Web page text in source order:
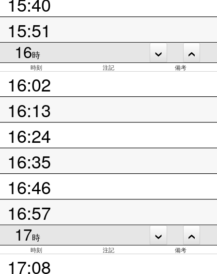
15:51
16時
時刻 注記 備考
16:02
16:13
16:24
16:35
16:46
16:57
17時
時刻 注記 備考
17:08